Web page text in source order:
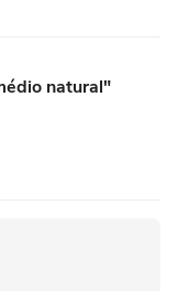
natural"